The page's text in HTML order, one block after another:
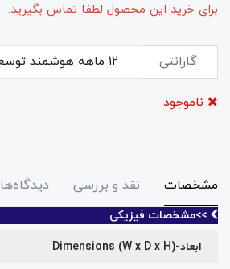
برای خرید این محصول لطفا تماس بگیرید.
گارانتی
ناموجود
مشخصات نقد و بررسی دیدگاه‌ها
>>مشخصات فیزیکی
ابعاد-Dimensions (W x D x H)